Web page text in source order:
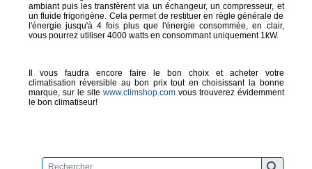
ambiant puis les transfèrent via un échangeur, un compresseur, et
un fluide frigorigène. Cela permet de restituer en règle générale de
l'énergie jusqu'à 4 fois plus que l'énergie consommée, en clair,
vous pourrez utiliser 4000 watts en consommant uniquement 1kW.
Il vous faudra encore faire le bon choix et acheter votre
climatisation réversible au bon prix tout en choisissant la bonne
marque, sur le site www.climshop.comvous trouverez évidemment
le bon climatiseur!